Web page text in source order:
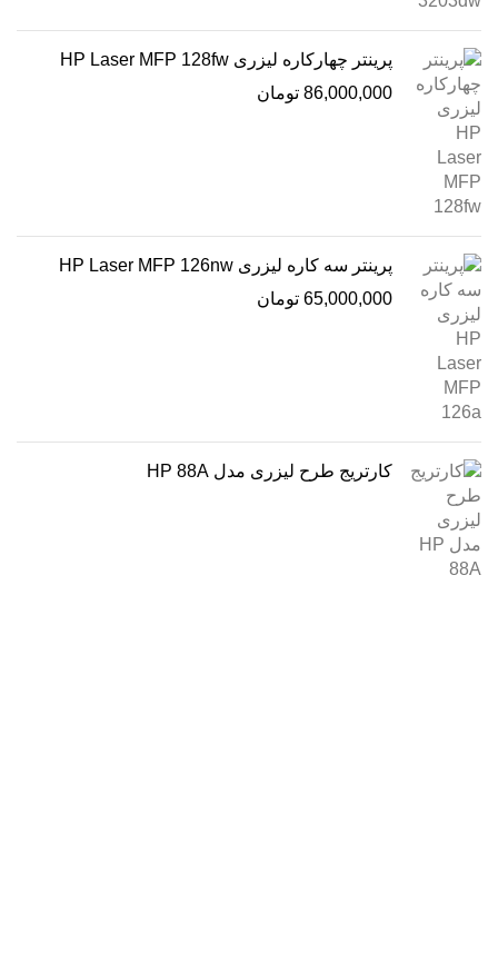
پرینتر چهارکاره لیزری HP Laser MFP 128fw
86,000,000 تومان
پرینتر سه کاره لیزری HP Laser MFP 126nw
65,000,000 تومان
کارتریج طرح لیزری مدل HP 88A